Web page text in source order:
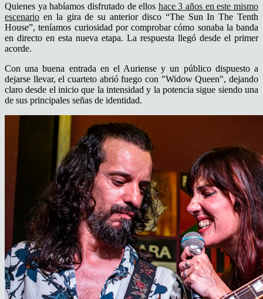
Quienes ya habíamos disfrutado de ellos hace 3 años en este mismo
escenario en la gira de su anterior disco “The Sun In The Tenth
House”, teníamos curiosidad por comprobar cómo sonaba la banda
en directo en esta nueva etapa. La respuesta llegó desde el primer
acorde.
Con una buena entrada en el Auriense y un público dispuesto a
dejarse llevar, el cuarteto abrió fuego con "Widow Queen", dejando
claro desde el inicio que la intensidad y la potencia sigue siendo una
de sus principales señas de identidad.